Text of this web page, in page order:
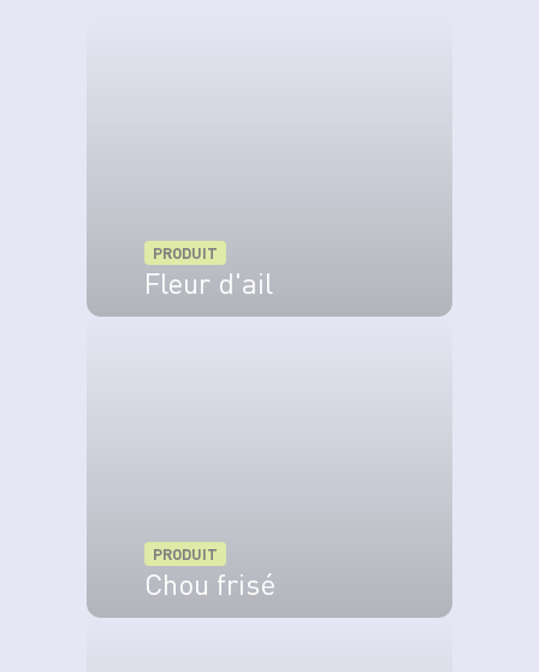
PRODUIT
Fleur d'ail
PRODUIT
Chou frisé